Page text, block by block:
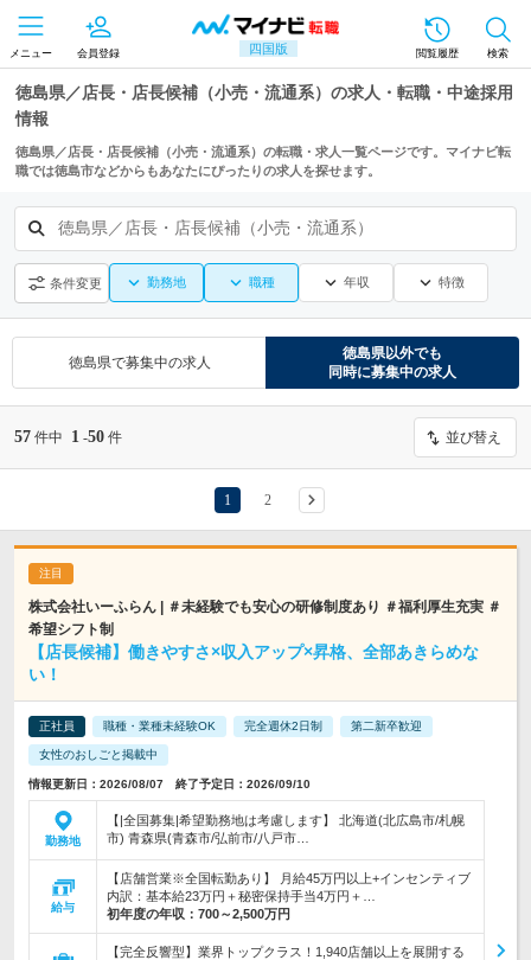
四国版
メニュー 会員登録 閲覧履歴 検索
徳島県／店長・店長候補（小売・流通系）の求人・転職・中途採用
情報
徳島県／店長・店長候補（小売・流通系）の転職・求人一覧ページです。マイナビ転
職では徳島市などからもあなたにぴったりの求人を探せます。
徳島県／店長・店長候補（小売・流通系）
条件変更 勤務地 職種 年収 特徴
徳島県で募集中の求人
徳島県以外でも
同時に募集中の求人
57 件中 1 -50 件 並び替え
1 2
株式会社いーふらん | ＃未経験でも安心の研修制度あり ＃福利厚生充実 ＃
希望シフト制
【店長候補】働きやすさ×収入アップ×昇格、全部あきらめな
い！
正社員 職種・業種未経験OK 完全週休2日制 第二新卒歓迎
女性のおしごと掲載中
情報更新日：2026/08/07 終了予定日：2026/09/10
勤務地
【|全国募集|希望勤務地は考慮します】 北海道(北広島市/札幌
市) 青森県(青森市/弘前市/八戸市…
給与
【店舗営業※全国転勤あり】 月給45万円以上+インセンティブ
内訳：基本給23万円＋秘密保持手当4万円＋…
初年度の年収： 700～2,500万円
【完全反響型】業界トップクラス！1,940店舗以上を展開する